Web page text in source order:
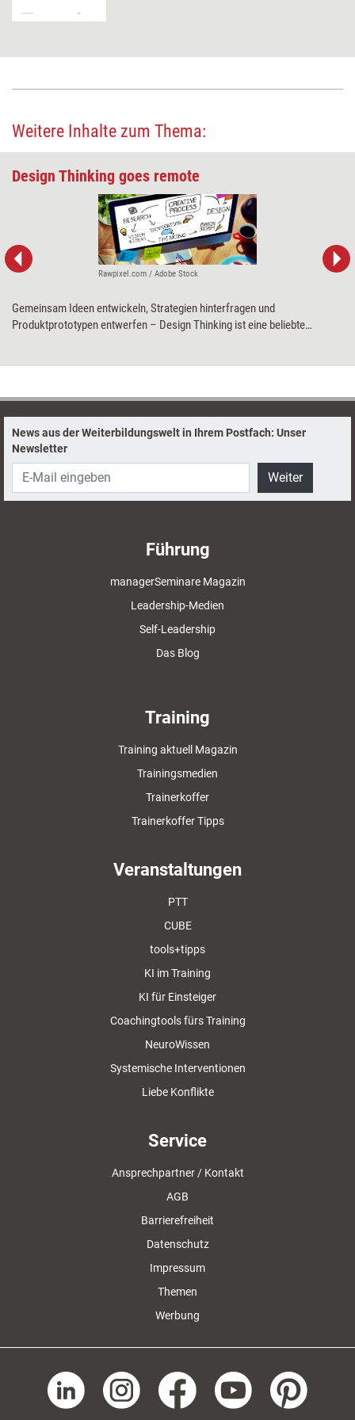
Weitere Inhalte zum Thema:
Design Thinking goes remote
Rawpixel.com / Adobe Stock
Gemeinsam Ideen entwickeln, Strategien hinterfragen und
Produktprototypen entwerfen – Design Thinking ist eine beliebte
News aus der Weiterbildungswelt in Ihrem Postfach: Unser
Newsletter
Weiter
Führung
managerSeminare Magazin
Leadership-Medien
Self-Leadership
Das Blog
Training
Training aktuell Magazin
Trainingsmedien
Trainerkoffer
Trainerkoffer Tipps
Veranstaltungen
PTT
CUBE
tools+tipps
KI im Training
KI für Einsteiger
Coachingtools fürs Training
NeuroWissen
Systemische Interventionen
Liebe Konflikte
Service
Ansprechpartner / Kontakt
AGB
Barrierefreiheit
Datenschutz
Impressum
Themen
Werbung